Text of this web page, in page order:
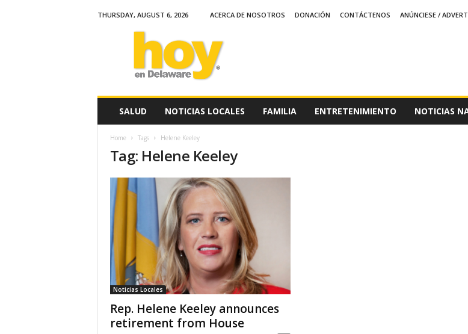
THURSDAY, AUGUST 6, 2026 ACERCA DE NOSOTROS DONACIÓN CONTÁCTENOS ANÚNCIESE /
SALUD NOTICIAS LOCALES FAMILIA ENTRETENIMIENTO NOTICIAS
Home Tags Helene Keeley
Tag: Helene Keeley
Noticias Locales
Rep. Helene Keeley announces
retirement from House